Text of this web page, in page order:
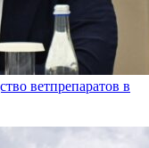
ветпрепаратов в